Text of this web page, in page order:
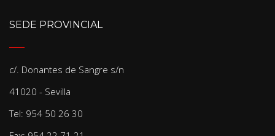
SEDE PROVINCIAL
c/. Donantes de Sangre s/n
41020 - Sevilla
Tel: 954 50 26 30